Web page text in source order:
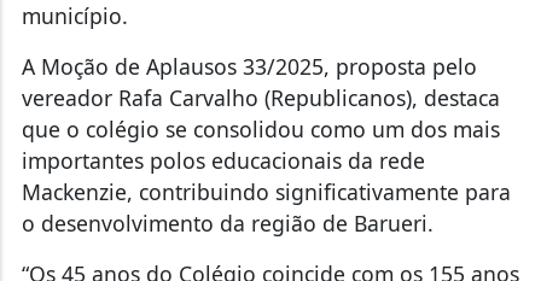
município.
A Moção de Aplausos 33/2025, proposta pelo
vereador Rafa Carvalho (Republicanos), destaca
que o colégio se consolidou como um dos mais
importantes polos educacionais da rede
Mackenzie, contribuindo significativamente para
o desenvolvimento da região de Barueri.
“Os 45 anos do Colégio coincide com os 155 anos